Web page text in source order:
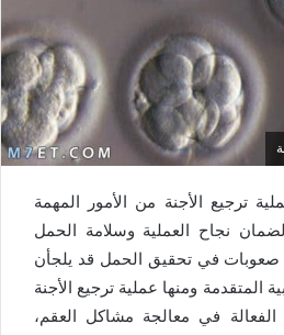
ترجيع الأجنة من الأمور المهمة
لضمان نجاح العملية وسلامة الحمل
صعوبات في تحقيق الحمل قد يلجأن
المتقدمة ومنها عملية ترجيع الأجنة
الفعالة في معالجة مشاكل العقم،